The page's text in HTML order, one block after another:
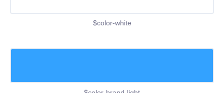
$color-white